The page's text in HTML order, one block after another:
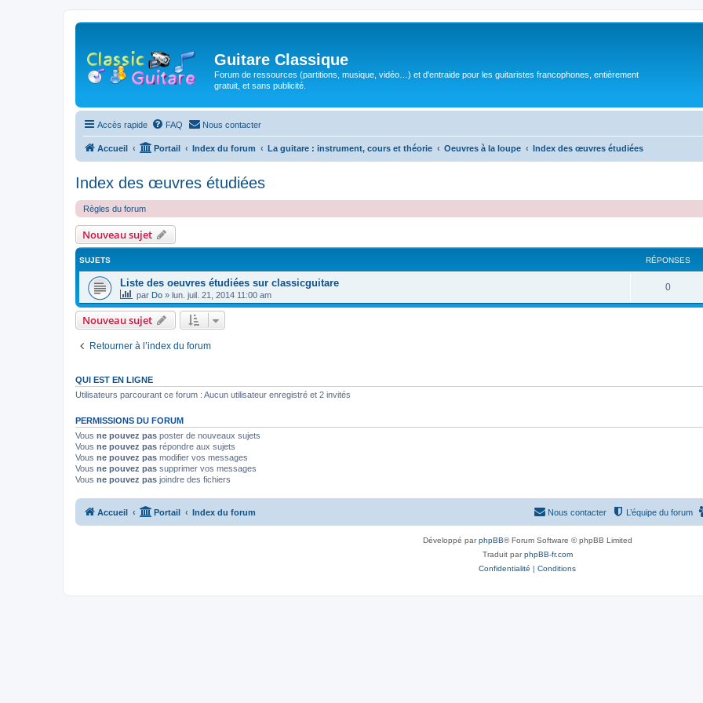
Guitare Classique
Forum de ressources (partitions, musique, vidéo…) et d'entraide pour les guitaristes francophones, entièrement
gratuit, et sans publicité.
Accès rapide FAQ Nous contacter
Accueil Portail Index du forum La guitare : instrument, cours et théorie Oeuvres à la loupe Index des œuvres étudiées
Index des œuvres étudiées
Règles du forum
Nouveau sujet
SUJETS RÉPONSES
Liste des oeuvres étudiées sur classicguitare
par Do » lun. juil. 21, 2014 11:00 am
0R
é
s
s
Nouveau sujet
Retourner à l’index du forum
QUI EST EN LIGNE
Utilisateurs parcourant ce forum : Aucun utilisateur enregistré et 2 invités
PERMISSIONS DU FORUM
Vous ne pouvez pas poster de nouveaux sujets
Vous ne pouvez pas répondre aux sujets
Vous ne pouvez pas modifier vos messages
Vous ne pouvez pas supprimer vos messages
Vous ne pouvez pas joindre des fichiers
Accueil Portail Index du forum L’équipe du forum
Nous contacter
Développé parphpBB® Forum Software © phpBB Limited
Traduit parphpBB-fr.com
Confidentialité | Conditions